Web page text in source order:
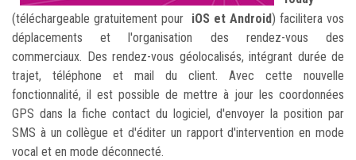
(téléchargeable gratuitement pour iOS et Android) facilitera vos
déplacements et l'organisation des rendez-vous des
commerciaux. Des rendez-vous géolocalisés, intégrant durée de
trajet, téléphone et mail du client. Avec cette nouvelle
fonctionnalité, il est possible de mettre à jour les coordonnées
GPS dans la fiche contact du logiciel, d'envoyer la position par
SMS à un collègue et d'éditer un rapport d'intervention en mode
vocal et en mode déconnecté.